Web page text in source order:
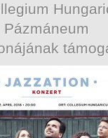
Pázmáneum